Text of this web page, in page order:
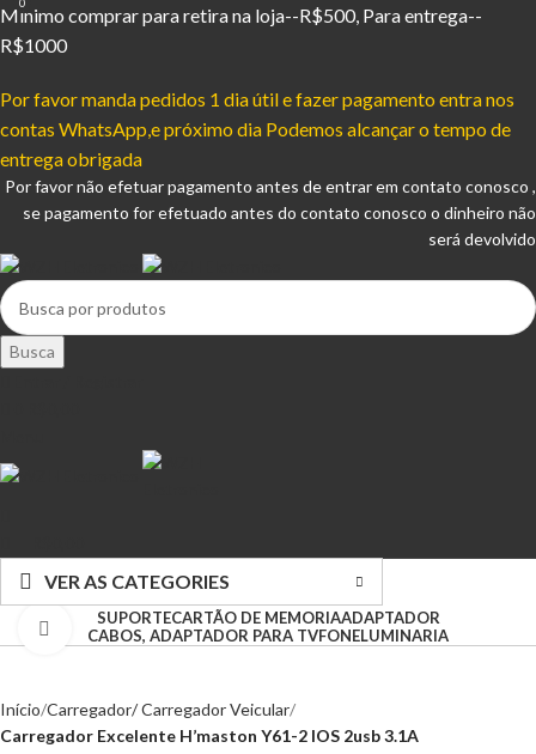
Mínimo comprar para retira na loja--R$500, Para entrega--
R$1000
Por favor manda pedidos 1 dia útil e fazer pagamento entra nos
contas WhatsApp,e próximo dia Podemos alcançar o tempo de
entrega obrigada
Por favor não efetuar pagamento antes de entrar em contato conosco ,
se pagamento for efetuado antes do contato conosco o dinheiro não
será devolvido
Busca
0
VER AS CATEGORIES
SUPORTECARTÃO DE MEMORIAADAPTADOR
CABOS, ADAPTADOR PARA TVFONELUMINARIA
Clique para ampliar
Início Carregador/ Carregador Veicular
Carregador Excelente H’maston Y61-2 IOS 2usb 3.1A